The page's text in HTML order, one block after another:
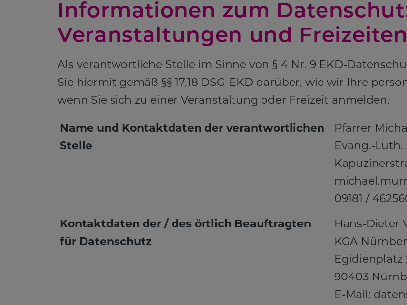
Informationen zum
Veranstaltungen und
Als verantwortliche Stelle im Sinne von § 4 Nr. 9 EKD-
Sie hiermit gemäß §§ 17,18 DSG-EKD darüber, wie wir Ihre
wenn Sie sich zu einer Veranstaltung oder Freizeit anmelden.
Name und Kontaktdaten der verantwortlichen
Stelle
Pfarrer
Evang.-
09181 /
Kontaktdaten der / des örtlich Beauftragten
für Datenschutz
Hans-Dieter
KGA
Egidienplatz
90403
E-Mail: